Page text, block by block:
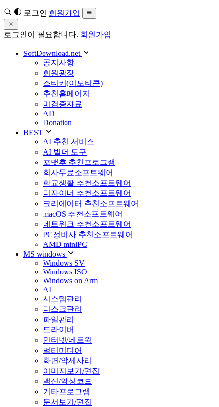
로그인 회원가입
로그인이 필요합니다. 회원가입
SoftDownload.net
공지사항
회원광장
스티커(이모티콘)
추천홈페이지
미검증자료
AD
Donation
BEST
AI 추천 서비스
AI 빌더 도구
포맷후 추천프로그램
회사무료소프트웨어
학교생활 추천소프트웨어
디자이너 추천소프트웨어
크리에이터 추천소프트웨어
macOS 추천소프트웨어
네트워크 추천소프트웨어
PC정비사 추천소프트웨어
AMD miniPC
MS windows
Windows SV
Windows ISO
Windows on Arm
AI
시스템관리
디스크관리
파일관리
드라이버
인터넷/네트웍
멀티미디어
화면/악세사리
이미지보기/편집
백신/악성코드
기타프로그램
문서보기/편집